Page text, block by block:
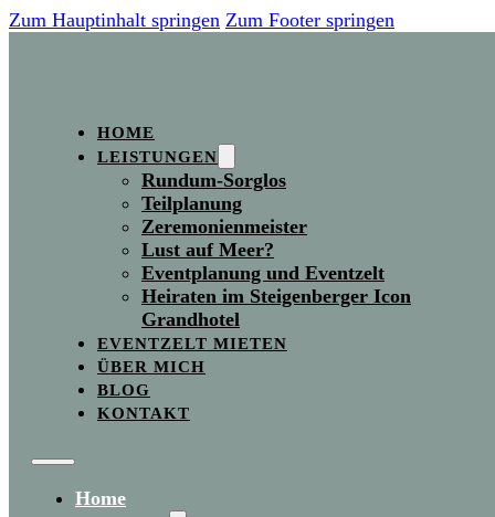
Zum Hauptinhalt springen Zum Footer springen
HOME
LEISTUNGEN
Rundum-Sorglos
Teilplanung
Zeremonienmeister
Lust auf Meer?
Eventplanung und Eventzelt
Heiraten im Steigenberger Icon
Grandhotel
EVENTZELT MIETEN
ÜBER MICH
BLOG
KONTAKT
Home